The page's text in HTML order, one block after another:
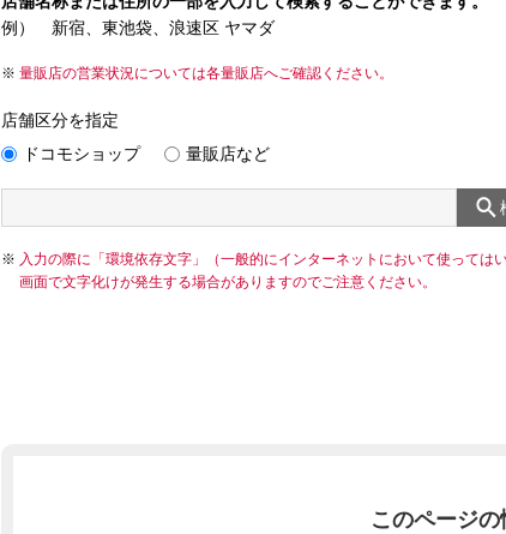
例） 新宿、東池袋、浪速区 ヤマダ
量販店の営業状況については各量販店へご確認ください。
店舗区分を指定
ドコモショップ
量販店など
入力の際に「環境依存文字」（一般的にインターネットにおいて使っては
画面で文字化けが発生する場合がありますのでご注意ください。
このページ